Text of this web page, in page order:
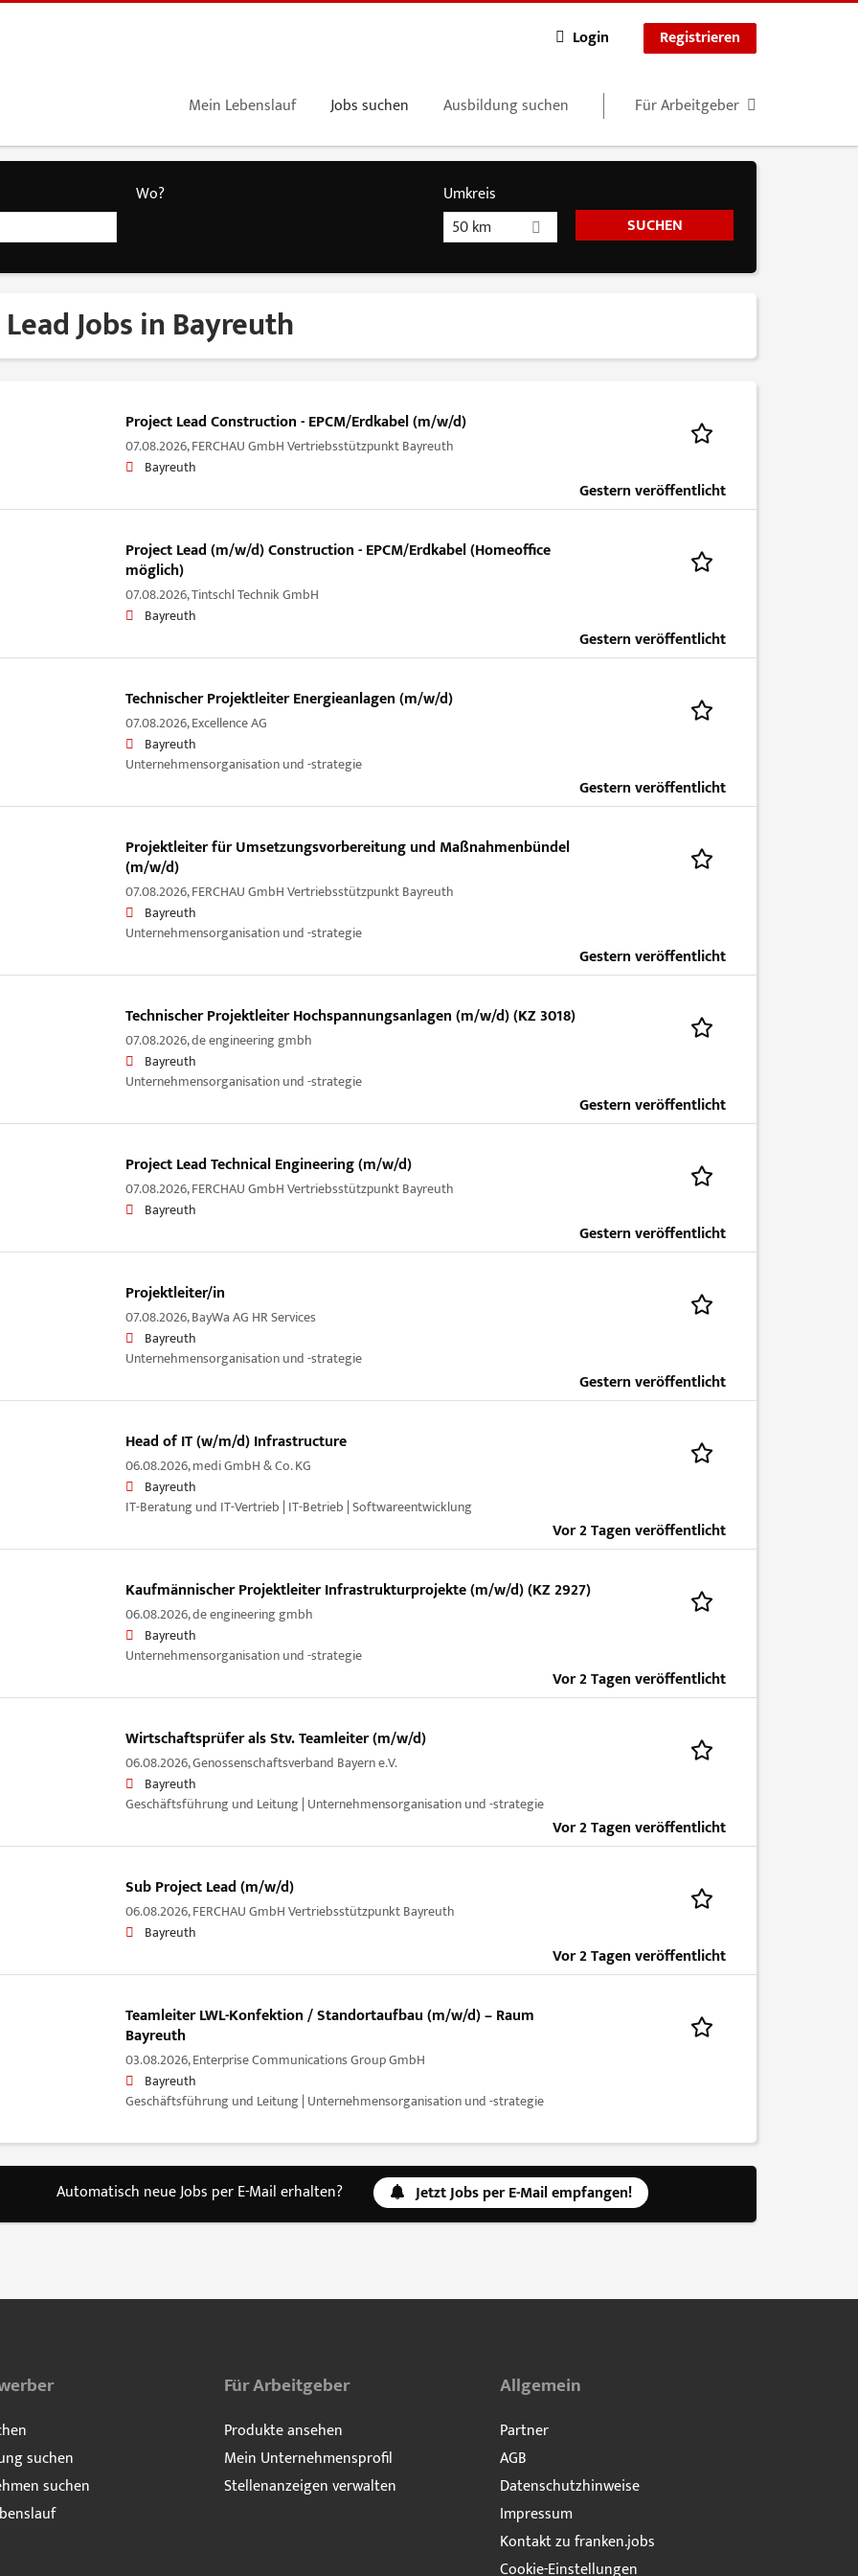
Login Registrieren
Mein Lebenslauf Jobs suchen Ausbildung suchen Für Arbeitgeber
Wo?
Umkreis
50 km
Lead Jobs in Bayreuth
Project Lead Construction - EPCM/Erdkabel (m/w/d)
07.08.2026,FERCHAU GmbH Vertriebsstützpunkt Bayreuth
Bayreuth
Gestern veröffentlicht
Project Lead (m/w/d) Construction - EPCM/Erdkabel (Homeoffice
möglich)
07.08.2026,Tintschl Technik GmbH
Bayreuth
Gestern veröffentlicht
Technischer Projektleiter Energieanlagen (m/w/d)
07.08.2026,Excellence AG
Bayreuth
Unternehmensorganisation und -strategie
Gestern veröffentlicht
Projektleiter für Umsetzungsvorbereitung und Maßnahmenbündel
(m/w/d)
07.08.2026,FERCHAU GmbH Vertriebsstützpunkt Bayreuth
Bayreuth
Unternehmensorganisation und -strategie
Gestern veröffentlicht
Technischer Projektleiter Hochspannungsanlagen (m/w/d) (KZ 3018)
07.08.2026,de engineering gmbh
Bayreuth
Unternehmensorganisation und -strategie
Gestern veröffentlicht
Project Lead Technical Engineering (m/w/d)
07.08.2026,FERCHAU GmbH Vertriebsstützpunkt Bayreuth
Bayreuth
Gestern veröffentlicht
Projektleiter/in
07.08.2026,BayWa AG HR Services
Bayreuth
Unternehmensorganisation und -strategie
Gestern veröffentlicht
Head of IT (w/m/d) Infrastructure
06.08.2026,medi GmbH & Co. KG
Bayreuth
IT-Beratung und IT-Vertrieb | IT-Betrieb | Softwareentwicklung
Vor 2 Tagen veröffentlicht
Kaufmännischer Projektleiter Infrastrukturprojekte (m/w/d) (KZ 2927)
06.08.2026,de engineering gmbh
Bayreuth
Unternehmensorganisation und -strategie
Vor 2 Tagen veröffentlicht
Wirtschaftsprüfer als Stv. Teamleiter (m/w/d)
06.08.2026,Genossenschaftsverband Bayern e.V.
Bayreuth
Geschäftsführung und Leitung | Unternehmensorganisation und -strategie
Vor 2 Tagen veröffentlicht
Sub Project Lead (m/w/d)
06.08.2026,FERCHAU GmbH Vertriebsstützpunkt Bayreuth
Bayreuth
Vor 2 Tagen veröffentlicht
Teamleiter LWL-Konfektion / Standortaufbau (m/w/d) – Raum
Bayreuth
03.08.2026,Enterprise Communications Group GmbH
Bayreuth
Geschäftsführung und Leitung | Unternehmensorganisation und -strategie
Automatisch neue Jobs per E-Mail erhalten? Jetzt Jobs per E-Mail empfangen!
suchen
suchen
Für Arbeitgeber
Produkte ansehen
Mein Unternehmensprofil
Stellenanzeigen verwalten
Allgemein
Partner
AGB
Datenschutzhinweise
Impressum
Kontakt zu franken.jobs
Cookie-Einstellungen